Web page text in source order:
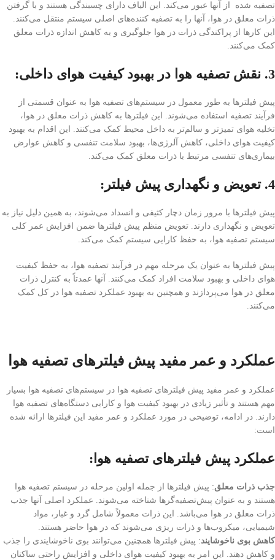
تصفیه شده از آنها عبور می‌کند. این الیاف دارای چسبندگی هستند و با گرفتن
ذرات معلق در هوا، آنها را به تصفیه کننده‌های اصلی سیستم منتقل می‌کنند.
این کارها از پراکندگی ذرات در هوا جلوگیری و به کاهش اندازه ذرات معلق
کمک می‌کنند.
3. نقش تصفیه هوا در بهبود کیفیت هوای داخلی:
پیش فیلترها به طور معمول در سیستم‌های تصفیه هوا به عنوان قسمتی از
فرآیند تصفیه استفاده می‌شوند. این فیلترها به کاهش ذرات معلق در هوا،
تخلیه هوای تمیز‌تر و سالم‌تر به داخل محیط کمک می‌کنند. این اقدام به بهبود
کیفیت هوای داخلی، کاهش آلرژی‌ها، بهبود سلامت تنفسی و کاهش عوارض
بیماری‌های تنفسی مرتبط با ذرات معلق کمک می‌کند.
4. تعویض و نگهداری پیش فیلتر:
پیش فیلترها با مرور زمان دچار کثیفی و انسداد می‌شوند، به همین دلیل نیاز به
تعویض و نگهداری دارند. تعویض منظم پیش فیلترها ضمن افزایش عمر کلی
سیستم تصفیه هوا، به حفظ کارایی سیستم کمک می‌کند.
پیش فیلترها به عنوان یک مرحله مهم در فرآیند تصفیه هوا، به حفظ کیفیت
هوای داخلی و بهبود سلامت افراد کمک می‌کنند. آنها عمدتاً به کنترل ذرات
معلق در هوا می‌پردازند و همچنین به بهبود عملکرد تصفیه هوا در کل کمک
می‌کنند.
عملکرد و عمر مفید پیش فیلترهای تصفیه هوا
عملکرد و عمر مفید پیش فیلترهای تصفیه هوا در سیستم‌های تصفیه هوا بسیار
مهم هستند و تأثیر زیادی در بهبود کیفیت هوا و کارایی دستگاه‌های تصفیه هوا
دارند. در ادامه، توضیحی در مورد عملکرد و عمر مفید این فیلترها ارائه شده
است:
عملکرد پیش فیلترهای تصفیه هوا:
جذب ذرات معلق: پیش فیلترها از جمله اولین مرحله در سیستم تصفیه هوا
هستند و به عنوان پیش‌تصفیه‌گرها شناخته می‌شوند. عملکرد اصلی آنها جذب
ذرات معلق در هوا می‌باشد. این ذرات معمولاً شامل گرد و غبار، مواد
شیمیایی، میکروب‌ها و ذرات ریزی می‌شوند که در هوا حاضر هستند.
کاهش بوی ناخوشایند: پیش فیلترها همچنین می‌توانند بوی ناخوشایندی را جذب
و کاهش دهند. این امر به بهبود کیفیت هوای داخلی و افزایش راحتی ساکنان